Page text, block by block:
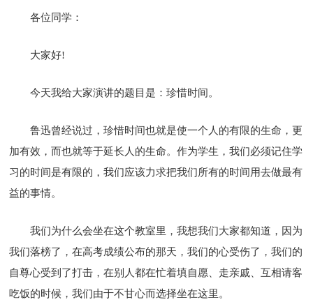
各位同学：
大家好!
今天我给大家演讲的题目是：珍惜时间。
鲁迅曾经说过，珍惜时间也就是使一个人的有限的生命，更
加有效，而也就等于延长人的生命。作为学生，我们必须记住学
习的时间是有限的，我们应该力求把我们所有的时间用去做最有
益的事情。
我们为什么会坐在这个教室里，我想我们大家都知道，因为
我们落榜了，在高考成绩公布的那天，我们的心受伤了，我们的
自尊心受到了打击，在别人都在忙着填自愿、走亲戚、互相请客
吃饭的时候，我们由于不甘心而选择坐在这里。